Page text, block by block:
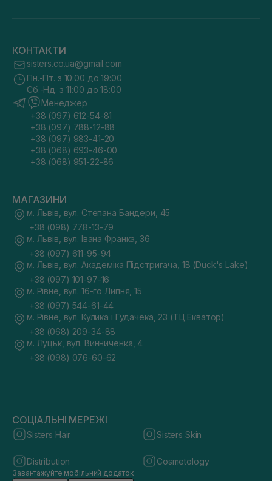
КОНТАКТИ
sisters.co.ua@gmail.com
Пн.-Пт. з 10:00 до 19:00
Сб.-Нд. з 11:00 до 18:00
Менеджер
+38 (097) 612-54-81
+38 (097) 788-12-88
+38 (097) 983-41-20
+38 (068) 693-46-00
+38 (068) 951-22-86
МАГАЗИНИ
м. Львів, вул. Степана Бандери, 45
+38 (098) 778-13-79
м. Львів, вул. Івана Франка, 36
+38 (097) 611-95-94
м. Львів, вул. Академіка Підстригача, 1В (Duck's Lake)
+38 (097) 101-97-16
м. Рівне, вул. 16-го Липня, 15
+38 (097) 544-61-44
м. Рівне, вул. Кулика і Гудачека, 23 (ТЦ Екватор)
+38 (068) 209-34-88
м. Луцьк, вул. Винниченка, 4
+38 (098) 076-60-62
СОЦІАЛЬНІ МЕРЕЖІ
Sisters Hair Sisters Skin
Distribution Cosmetology
Завантажуйте мобільний додаток